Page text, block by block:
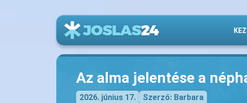
Az alma jelentése a
2026. június 17. Szerző: Barbara